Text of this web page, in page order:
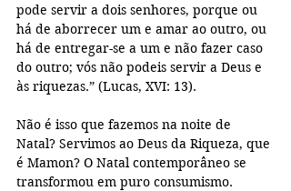
pode servir a dois senhores, porque ou
há de aborrecer um e amar ao outro, ou
há de entregar-se a um e não fazer caso
do outro; vós não podeis servir a Deus e
às riquezas.” (Lucas, XVI: 13).
Não é isso que fazemos na noite de
Natal? Servimos ao Deus da Riqueza, que
é Mamon? O Natal contemporâneo se
transformou em puro consumismo.